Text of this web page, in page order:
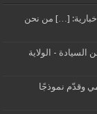
[…] من نحن
- الولاية
وقدّم نموذجًا